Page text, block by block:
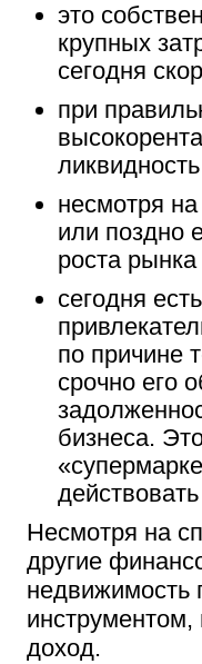
это
крупных
сегодня
при
несмотря
или поздно
роста
сегодня
по причине
срочно его
бизнеса.
Несмотря на
другие
недвижимость
доход.